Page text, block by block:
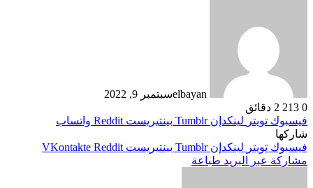
elbayanسبتمبر 9, 2022
0
2 دقائق
فيسبوك تويتر لينكدإن بينتيريست
واتساب
شاركها
فيسبوك تويتر لينكدإن بينتيريست
مشاركة عبر البريد طباعة